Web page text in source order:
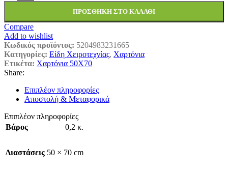
ΠΡΟΣΘΉΚΗ ΣΤΟ ΚΑΛΆΘΙ
Compare
Add to wishlist
Κωδικός προϊόντος: 5204983231665
Κατηγορίες: Είδη Χειροτεχνίας, Χαρτόνια
Ετικέτα: Χαρτόνια 50Χ70
Share:
Επιπλέον πληροφορίες
Αποστολή & Μεταφορικά
Επιπλέον πληροφορίες
Βάρος
0,2 κ.
Διαστάσεις 50 × 70 cm